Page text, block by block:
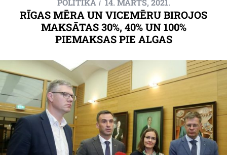
POLITIKA 14. MARTS, 2021.
RĪGAS MĒRA UN VICEMĒRU BIROJOS
MAKSĀTAS 30%, 40% UN 100%
PIEMAKSAS PIE ALGAS